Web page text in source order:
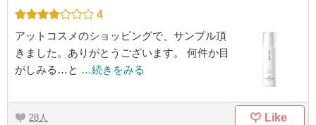
4
アットコスメのショッピングで、サンプル頂
きました。ありがとうございます。 何件か目
がしみる…と …続きをみる
28 Like